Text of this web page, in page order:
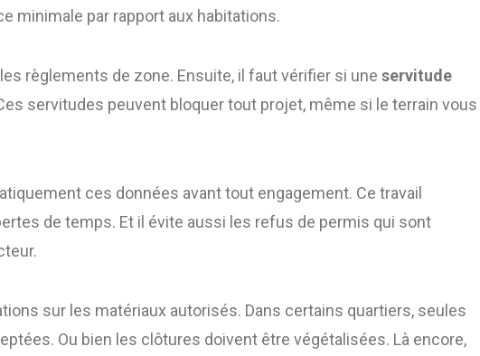
minimale par rapport aux habitations.
règlements de zone. Ensuite, il faut vérifier si une servitude
servitudes peuvent bloquer tout projet, même si le terrain vous
ces données avant tout engagement. Ce travail
de temps. Et il évite aussi les refus de permis qui sont
sur les matériaux autorisés. Dans certains quartiers, seules
Ou bien les clôtures doivent être végétalisées. Là encore,